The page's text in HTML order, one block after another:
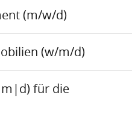
(m/w/d)
(w/m/d)
für die